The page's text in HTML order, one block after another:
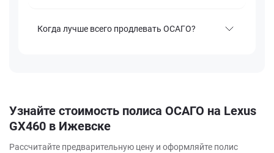
Когда лучше всего продлевать ОСАГО?
Узнайте стоимость полиса ОСАГО на Lexus
GX460 в Ижевске
Рассчитайте предварительную цену и оформляйте полис